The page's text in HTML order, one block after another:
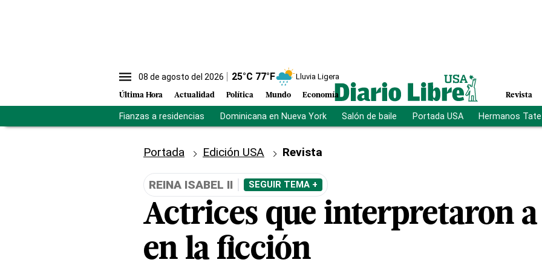
08 de agosto del 2026 25°C 77°F Lluvia Ligera
Última Hora Actualidad Política Mundo Economía Revista
Fianzas a residencias Dominicana en Nueva York Salón de baile Portada USA Hermanos Tate
Portada Edición USA Revista
REINA ISABEL II SEGUIR TEMA +
Actrices que interpretaron a
en la ficción